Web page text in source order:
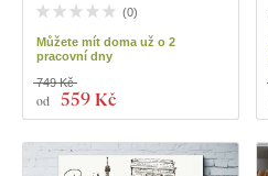
(0)
Můžete mít doma už o 2
pracovní dny
od 559 Kč
749 Kč